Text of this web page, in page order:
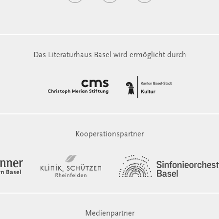
Das Literaturhaus Basel wird ermöglicht durch
Kooperationspartner
Medienpartner